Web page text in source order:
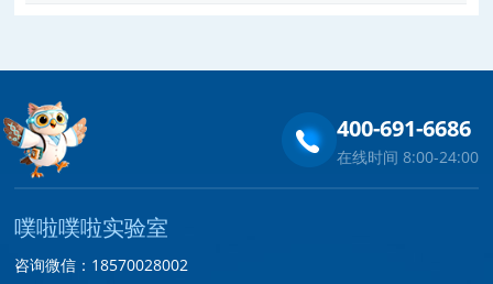
400-691-6686
在线时间 8:00-24:00
噗啦噗啦实验室
咨询微信：18570028002